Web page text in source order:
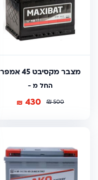
מצבר מקסיבט 45 אמפר
החל מ -
500
₪
430
₪